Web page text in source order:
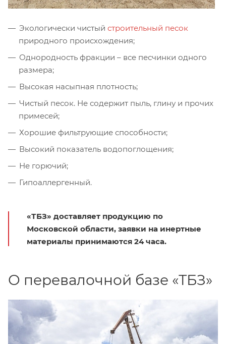
Экологически чистый строительный песок
природного происхождения;
Однородность фракции – все песчинки одного
размера;
Высокая насыпная плотность;
Чистый песок. Не содержит пыль, глину и прочих
примесей;
Хорошие фильтрующие способности;
Высокий показатель водопоглощения;
Не горючий;
Гипоаллергенный.
«ТБЗ» доставляет продукцию по
Московской области, заявки на инертные
материалы принимаются 24 часа.
О перевалочной базе «ТБЗ»